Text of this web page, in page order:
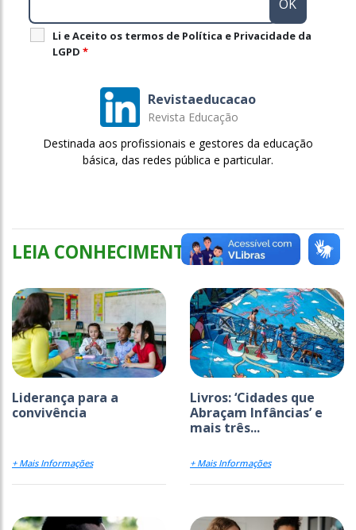
Li e Aceito os termos de Política e Privacidade da
LGPD *
Revistaeducacao
Revista Educação
Destinada aos profissionais e gestores da educação
básica, das redes pública e particular.
LEIA CONHECIMENTO
Liderança para a
convivência
+ Mais Informações
Livros: ‘Cidades que
Abraçam Infâncias’ e
mais três...
+ Mais Informações